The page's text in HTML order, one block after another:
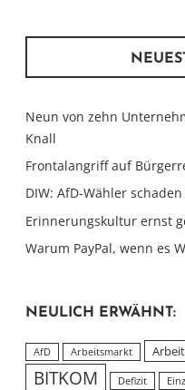
Neun von zehn
Knall
Frontalangriff auf
DIW: AfD-Wähler
Erinnerungskultur ernst
Warum PayPal, wenn es
NEULICH ERWÄHNT:
AfD Arbeitsmarkt
BITKOM
Defizit